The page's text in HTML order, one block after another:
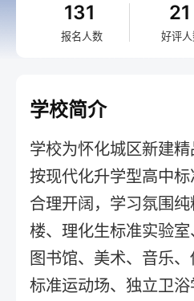
131
报名人数
21
好评
学校简介
学校为怀化城区新建
按现代化升学型高中
合理开阔，学习氛围
楼、理化生标准实验室
图书馆、美术、音乐、
标准运动场、独立卫